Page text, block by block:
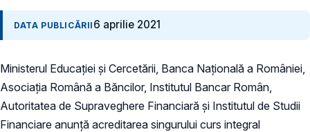
DATA PUBLICĂRII 6 aprilie 2021
Ministerul Educației și Cercetării, Banca Națională a României,
Asociația Română a Băncilor, Institutul Bancar Român,
Autoritatea de Supraveghere Financiară și Institutul de Studii
Financiare anunță acreditarea singurului curs integral